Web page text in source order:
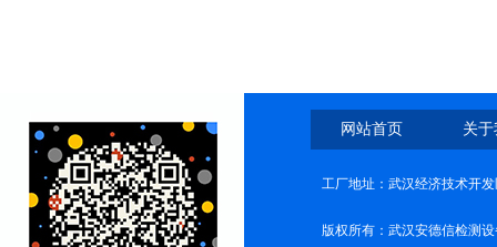
网站首页 关
工厂地址：武汉经济技术开
版权所有：武汉安德信检测